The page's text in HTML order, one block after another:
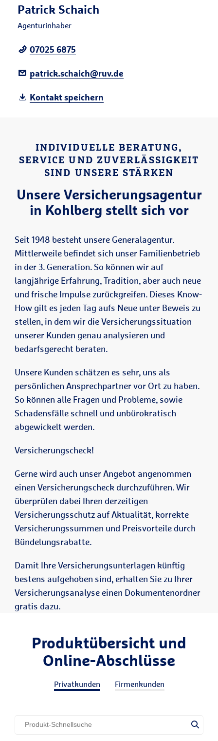
Patrick Schaich
Agenturinhaber
07025 6875
patrick.schaich@ruv.de
Kontakt speichern
INDIVIDUELLE BERATUNG,
SERVICE UND ZUVERLÄSSIGKEIT
SIND UNSERE STÄRKEN
Unsere Versicherungsagentur
in Kohlberg stellt sich vor
Seit 1948 besteht unsere Generalagentur.
Mittlerweile befindet sich unser Familienbetrieb
in der 3. Generation. So können wir auf
langjährige Erfahrung, Tradition, aber auch neue
und frische Impulse zurückgreifen. Dieses Know-
How gilt es jeden Tag aufs Neue unter Beweis zu
stellen, in dem wir die Versicherungssituation
unserer Kunden genau analysieren und
bedarfsgerecht beraten.
Unsere Kunden schätzen es sehr, uns als
persönlichen Ansprechpartner vor Ort zu haben.
So können alle Fragen und Probleme, sowie
Schadensfälle schnell und unbürokratisch
abgewickelt werden.
Versicherungscheck!
Gerne wird auch unser Angebot angenommen
einen Versicherungscheck durchzuführen. Wir
überprüfen dabei Ihren derzeitigen
Versicherungsschutz auf Aktualität, korrekte
Versicherungssummen und Preisvorteile durch
Bündelungsrabatte.
Damit Ihre Versicherungsunterlagen künftig
bestens aufgehoben sind, erhalten Sie zu Ihrer
Versicherungsanalyse einen Dokumentenordner
gratis dazu.
Produktübersicht und
Online-Abschlüsse
Privatkunden Firmenkunden